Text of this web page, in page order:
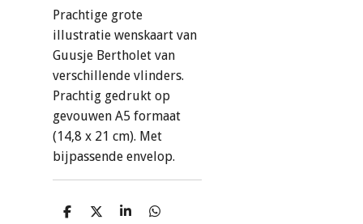
Prachtige grote
illustratie wenskaart van
Guusje Bertholet van
verschillende vlinders.
Prachtig gedrukt op
gevouwen A5 formaat
(14,8 x 21 cm). Met
bijpassende envelop.
D
D
S
D